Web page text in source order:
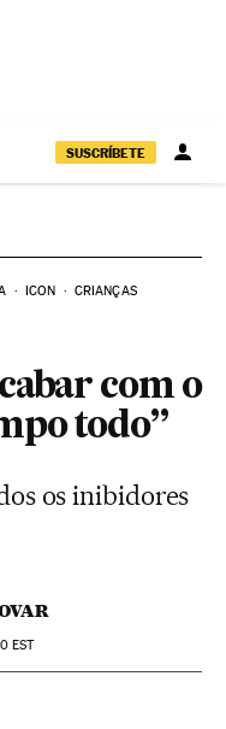
SUSCRÍBETE
ICON CRIANÇAS
com o
todo”
os inibidores
EST